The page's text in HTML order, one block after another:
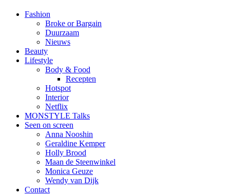
Fashion
Broke or Bargain
Duurzaam
Nieuws
Beauty
Lifestyle
Body & Food
Recepten
Hotspot
Interior
Netflix
MONSTYLE Talks
Seen on screen
Anna Nooshin
Geraldine Kemper
Holly Brood
Maan de Steenwinkel
Monica Geuze
Wendy van Dijk
Contact